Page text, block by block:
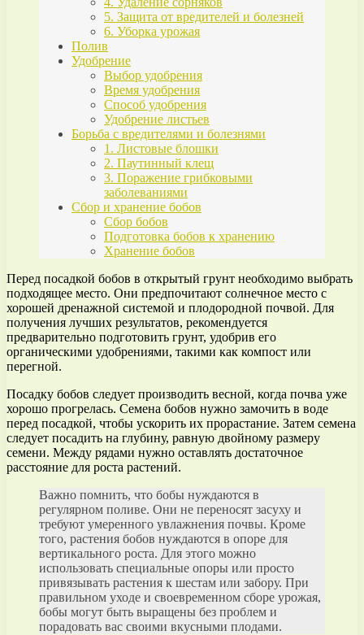
5. Защита от вредителей и болезней
6. Уборка урожая
Полив
Удобрение
Выбор удобрения
Время удобрения
Способ удобрения
Удобрение листьев
Борьба с вредителями и болезнями
1. Листовые блошки
2. Паутинный клещ
3. Поражение грибковыми
заболеваниями
Сбор и хранение бобов
Сбор бобов
Подготовка бобов к хранению
Хранение бобов
Перед посадкой бобов в открытый грунт необходимо выбрать
подходящее место. Они предпочитают солнечное место с
хорошей дренажной системой и плодородной почвой. Для
получения лучших результатов, рекомендуется
предварительно подготовить грунт, удобрив его
органическими удобрениями, такими как компост или
перегной.
Посадку бобов следует производить весной, когда почва уже
хорошо прогрелась. Семена бобов нужно замочить в воде
перед посадкой, чтобы ускорить их прорастание. Затем семена
следует посадить на глубину, равную двойному размеру
семени. Между рядами нужно оставлять достаточное
расстояние для роста растений.
Важно помнить, что бобы нуждаются в
регулярном поливе. Они не переносят засуху и
требуют умеренного увлажнения почвы. Кроме
того, растения бобов нуждаются в опоре для
вертикального роста. Для этого можно
использовать специальные опоры или просто
привязывать растения к шестам или забору. При
правильном уходе и своевременном сборе урожая,
бобы могут быть выращены без проблем и
порадовать вас своими вкусными плодами.